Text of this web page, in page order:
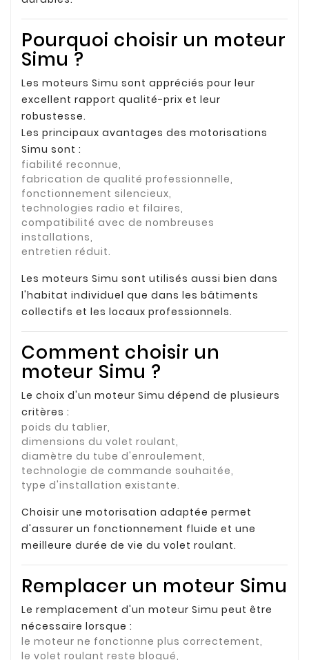
Pourquoi choisir un moteur
Simu ?
Les moteurs Simu sont appréciés pour leur
excellent rapport qualité-prix et leur
robustesse.
Les principaux avantages des motorisations
Simu sont :
fiabilité reconnue,
fabrication de qualité professionnelle,
fonctionnement silencieux,
technologies radio et filaires,
compatibilité avec de nombreuses
installations,
entretien réduit.
Les moteurs Simu sont utilisés aussi bien dans
l'habitat individuel que dans les bâtiments
collectifs et les locaux professionnels.
Comment choisir un
moteur Simu ?
Le choix d'un moteur Simu dépend de plusieurs
critères :
poids du tablier,
dimensions du volet roulant,
diamètre du tube d'enroulement,
technologie de commande souhaitée,
type d'installation existante.
Choisir une motorisation adaptée permet
d'assurer un fonctionnement fluide et une
meilleure durée de vie du volet roulant.
Remplacer un moteur Simu
Le remplacement d'un moteur Simu peut être
nécessaire lorsque :
le moteur ne fonctionne plus correctement,
le volet roulant reste bloqué,